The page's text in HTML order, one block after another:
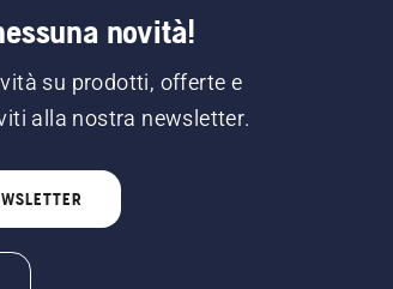
novità!
su prodotti, offerte e
alla nostra newsletter.